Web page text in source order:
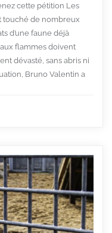
cette pétition Les
touché de nombreux
d’une faune déjà
flammes doivent
dévasté, sans abris ni
Bruno Valentin a